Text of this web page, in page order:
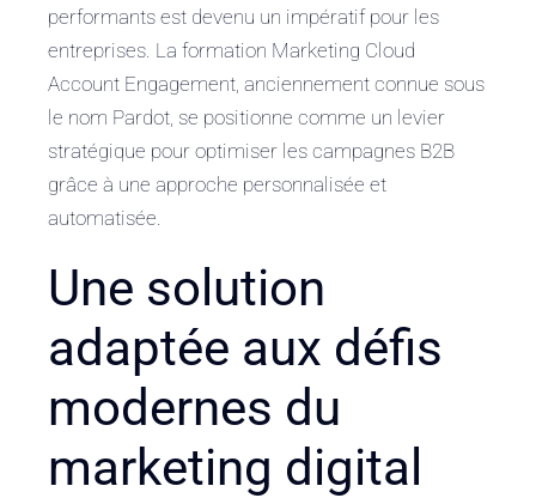
performants est devenu un impératif pour les
entreprises. La formation Marketing Cloud
Account Engagement, anciennement connue sous
le nom Pardot, se positionne comme un levier
stratégique pour optimiser les campagnes B2B
grâce à une approche personnalisée et
automatisée.
Une solution
adaptée aux défis
modernes du
marketing digital